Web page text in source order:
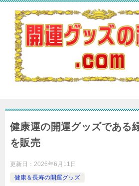
健康運の開運グッズである
を販売
更新日： 2026年6月11日
健康＆長寿の開運グッズ